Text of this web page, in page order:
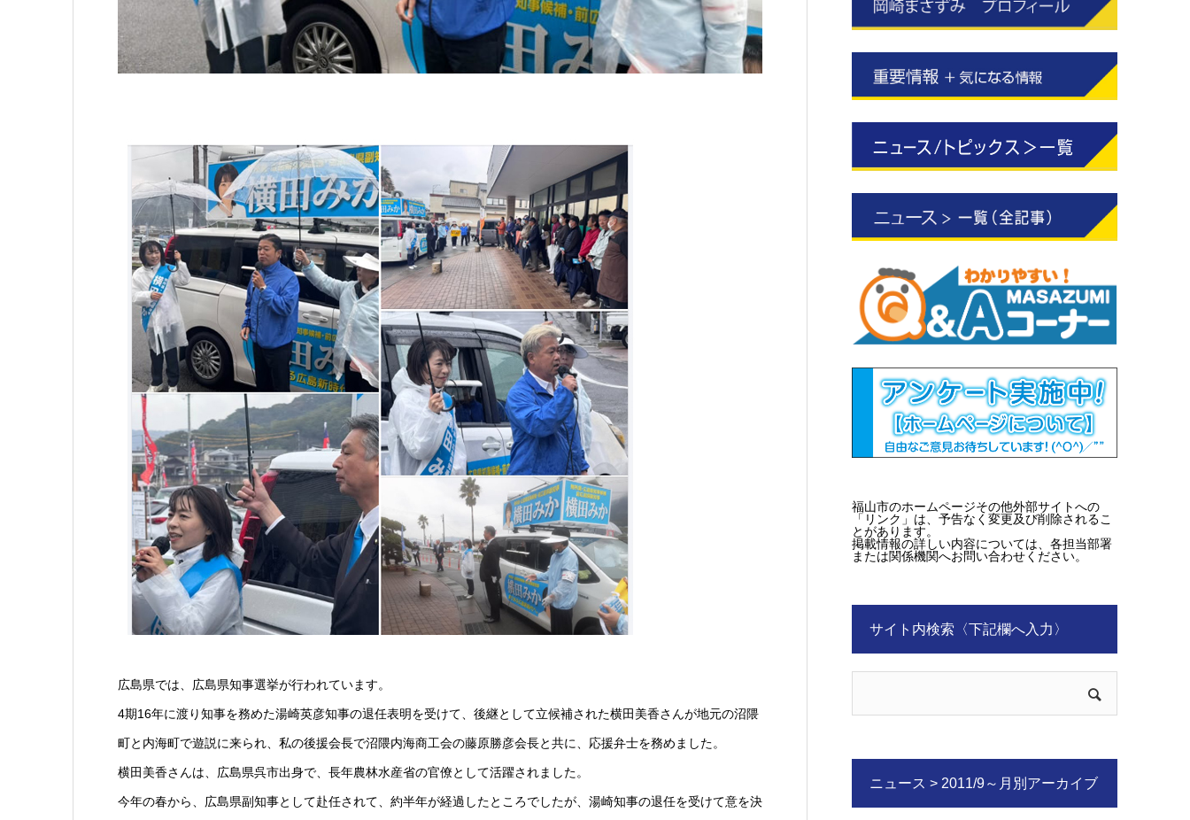
広島県では、広島県知事選挙が行われています。
4期16年に渡り知事を務めた湯崎英彦知事の退任表明を受けて、後継として立候補された横田美香さんが地元の沼隈
町と内海町で遊説に来られ、私の後援会長で沼隈内海商工会の藤原勝彦会長と共に、応援弁士を務めました。
横田美香さんは、広島県呉市出身で、長年農林水産省の官僚として活躍されました。
今年の春から、広島県副知事として赴任されて、約半年が経過したところでしたが、湯崎知事の退任を受けて意を決
福山市のホームページその他外部サイトへの
「リンク」は、予告なく変更及び削除されるこ
とがあります。
掲載情報の詳しい内容については、各担当部署
または関係機関へお問い合わせください。
サイト内検索〈下記欄へ入力〉
ニュース > 2011/9～月別アーカイブ